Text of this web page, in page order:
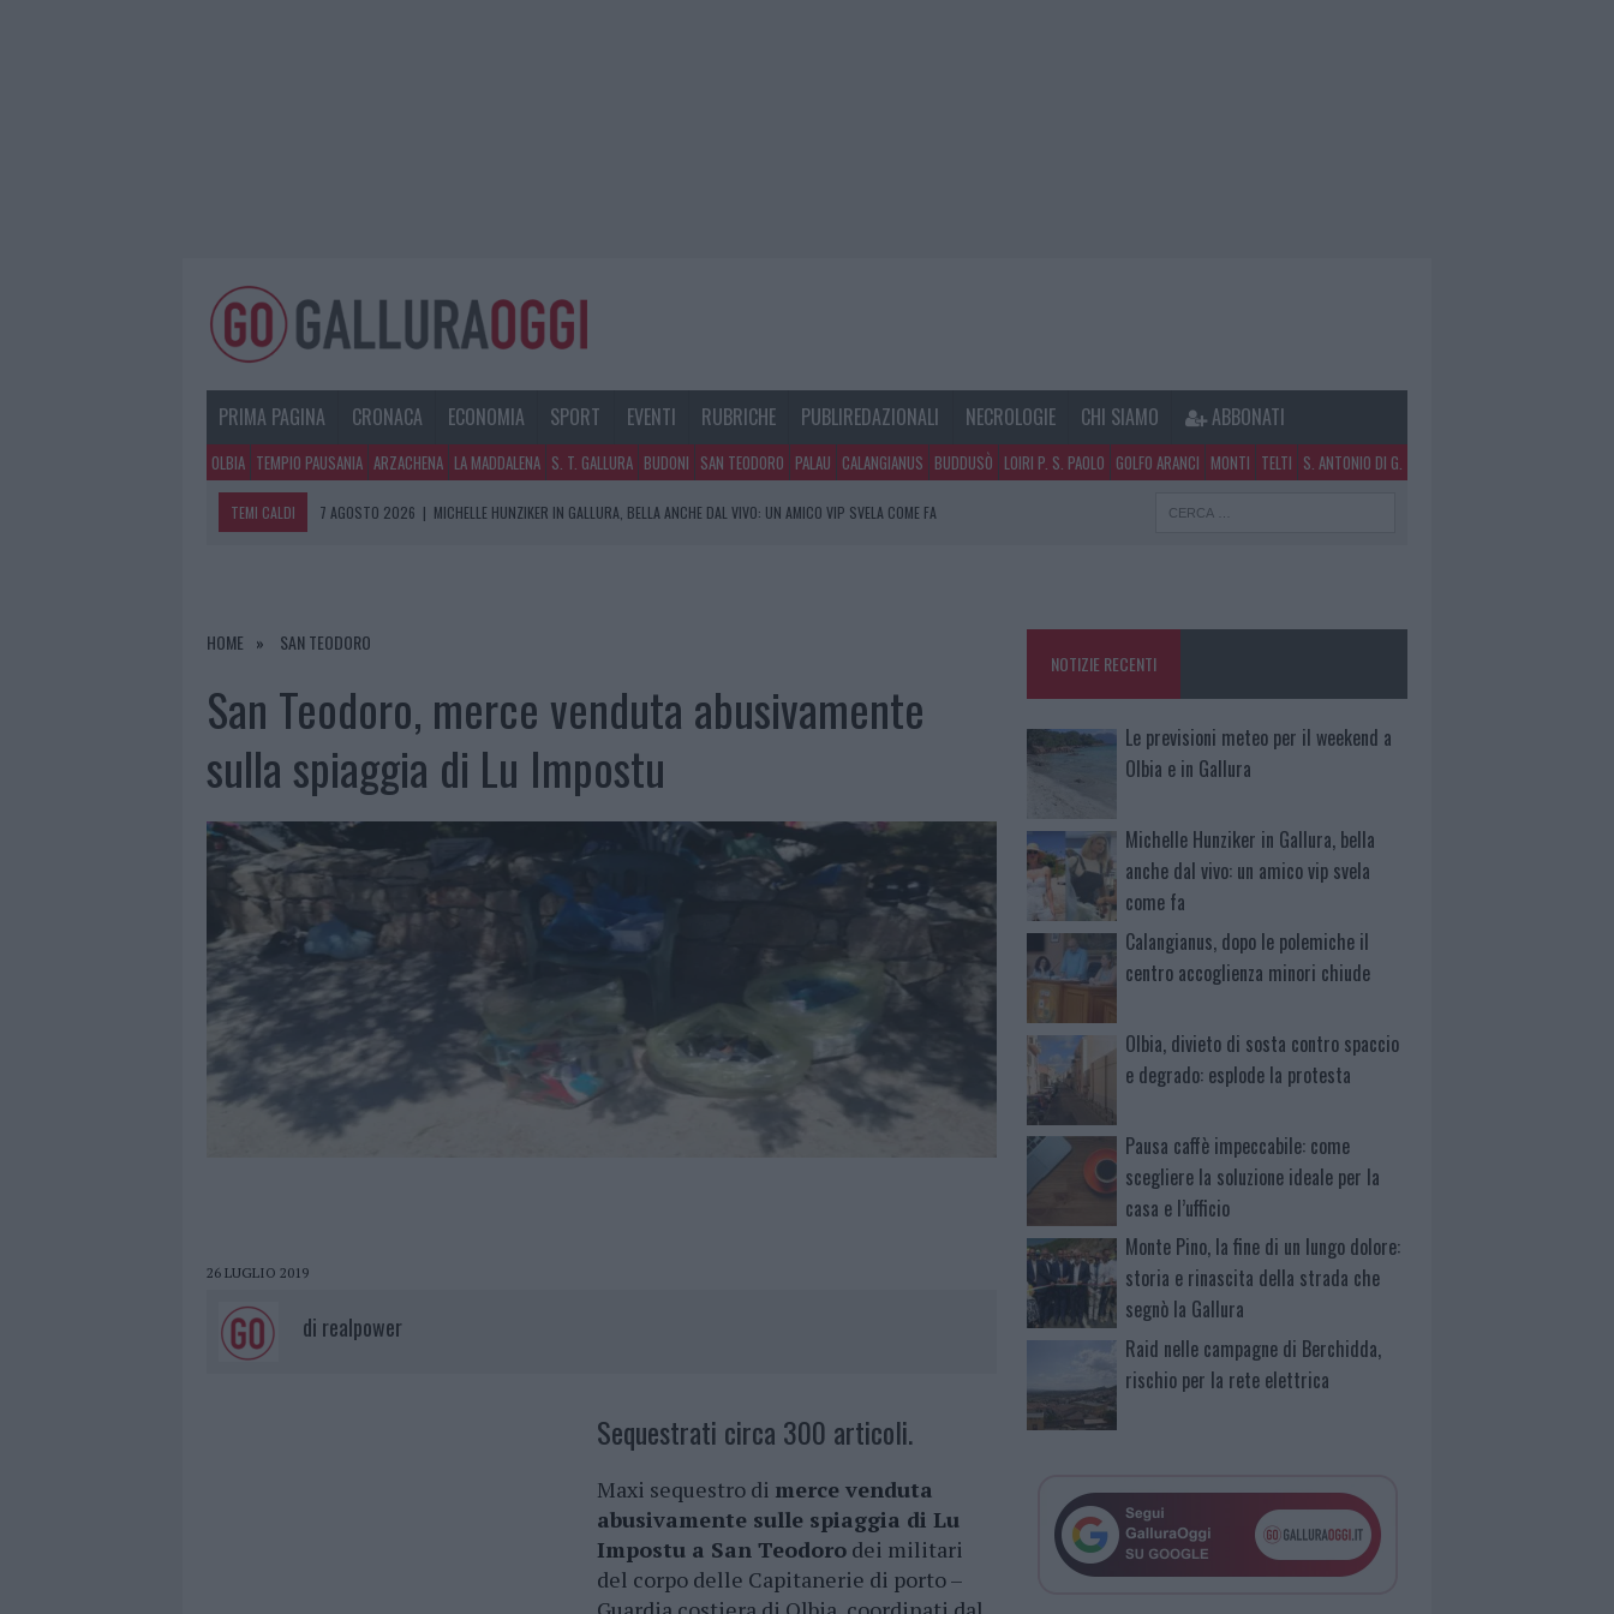
PRIMA PAGINA CRONACA ECONOMIA SPORT EVENTI RUBRICHE PUBLIREDAZIONALI NECROLOGIE CHI SIAMO ABBONATI
OLBIA TEMPIO PAUSANIA ARZACHENA LA MADDALENA S. T. GALLURA BUDONI SAN TEODORO PALAU CALANGIANUS BUDDUSÒ LOIRI P. S. PAOLO GOLFO ARANCI MONTI TELTI S. ANTONIO DI G.
TEMI CALDI 7 AGOSTO 2026 | MICHELLE HUNZIKER IN GALLURA, BELLA ANCHE DAL VIVO: UN AMICO VIP SVELA COME FA
7 AGOSTO 2026 | PAUSA CAFFÈ IMPECCABILE: COME SCEGLIERE LA SOLUZIONE IDEALE PER LA CASA E L’UFFICIO
HOME SAN TEODORO
San Teodoro, merce venduta abusivamente
sulla spiaggia di Lu Impostu
26 LUGLIO 2019
di realpower
Sequestrati circa 300 articoli.
Maxi sequestro di merce venduta
abusivamente sulle spiaggia di Lu
Impostu a San Teodoro dei militari
del corpo delle Capitanerie di porto –
NOTIZIE RECENTI
Le previsioni meteo per il weekend a
Olbia e in Gallura
Michelle Hunziker in Gallura, bella
anche dal vivo: un amico vip svela
come fa
Calangianus, dopo le polemiche il
centro accoglienza minori chiude
Olbia, divieto di sosta contro spaccio
e degrado: esplode la protesta
Pausa caffè impeccabile: come
scegliere la soluzione ideale per la
casa e l’ufficio
Monte Pino, la fine di un lungo dolore:
storia e rinascita della strada che
segnò la Gallura
Raid nelle campagne di Berchidda,
rischio per la rete elettrica